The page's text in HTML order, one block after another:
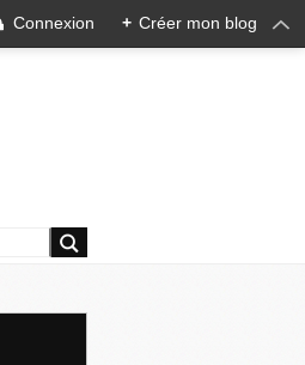
Connexion + Créer mon blog